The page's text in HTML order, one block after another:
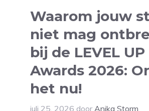
Waarom jouw
niet mag
bij de LEVEL UP
Awards 2026:
het nu!
juli 25, 2026 door Anika Storm